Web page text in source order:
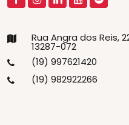
Rua Angra dos Reis,
13287-072
(19) 997621420
(19) 982922266